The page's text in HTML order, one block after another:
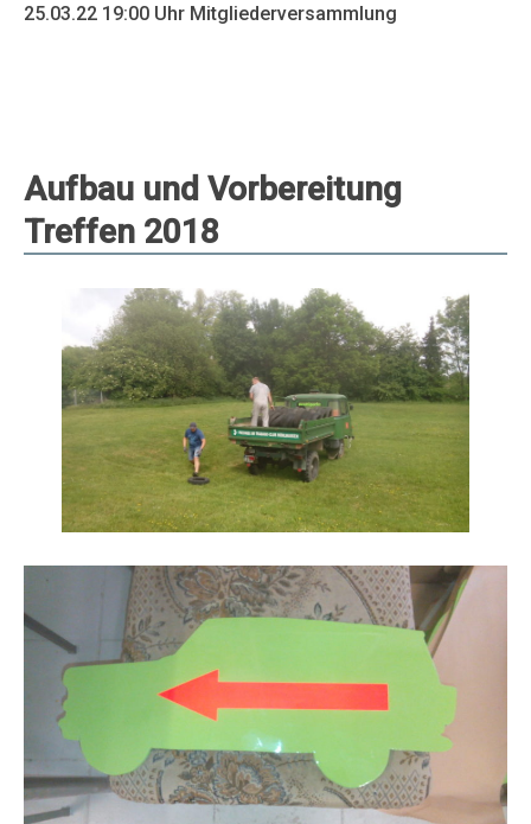
25.03.22 19:00 Uhr Mitgliederversammlung
Aufbau und Vorbereitung
Treffen 2018